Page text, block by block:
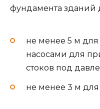
фундамента зданий
не менее 5 м
насосами для
стоков под
не менее 3 м для